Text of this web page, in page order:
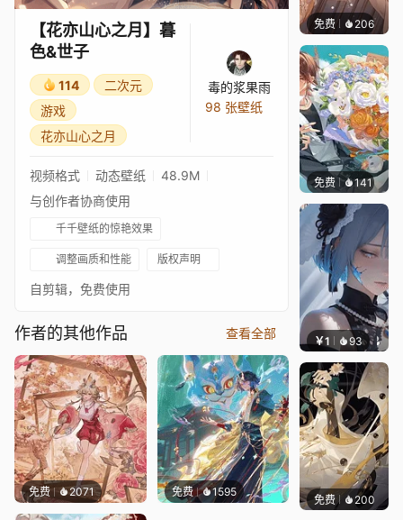
【花亦山心之月】暮
色&世子
114
二次元
游戏
花亦山心之月
毒的浆果雨
98 张壁纸
视频格式 动态壁纸
48.9M
与创作者协商使用
千千壁纸的惊艳效果
调整画质和性能 版权声明
自剪辑，免费使用
作者的其他作品 查看全部
免费 2071 免费 1595
免费 206毒的
免费 141毒的
￥1 93 辰东
免费 200毒的